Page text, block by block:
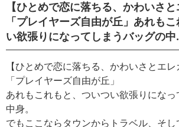
【ひとめで恋に落ちる、かわいさと
「プレイヤーズ自由が丘」あれも
い欲張りになってしまうバッグの中
【ひとめで恋に落ちる、かわいさとエレ
「プレイヤーズ自由が丘」
あれもこれもと、ついつい欲張りにな
中身。
でもここならタウンからトラベル、そし